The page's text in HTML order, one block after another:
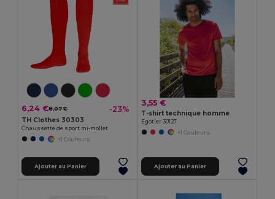
6,24 €8,07 € -23%
TH Clothes 30303
Chaussette de sport mi-mollet
+1 Couleurs
Ajouter au Panier
3,55 €
T-shirt technique homme
Egotier 30127
+1 Couleurs
Ajouter au Panier